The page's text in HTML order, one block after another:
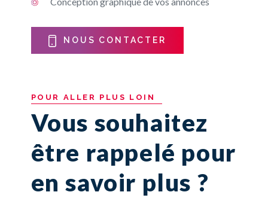
NOUS CONTACTER
POUR ALLER PLUS LOIN
Vous souhaitez
être rappelé pour
en savoir plus ?